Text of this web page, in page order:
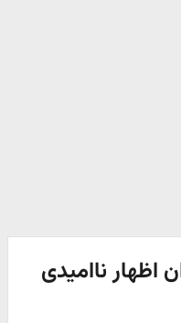
اظهار ناامیدی